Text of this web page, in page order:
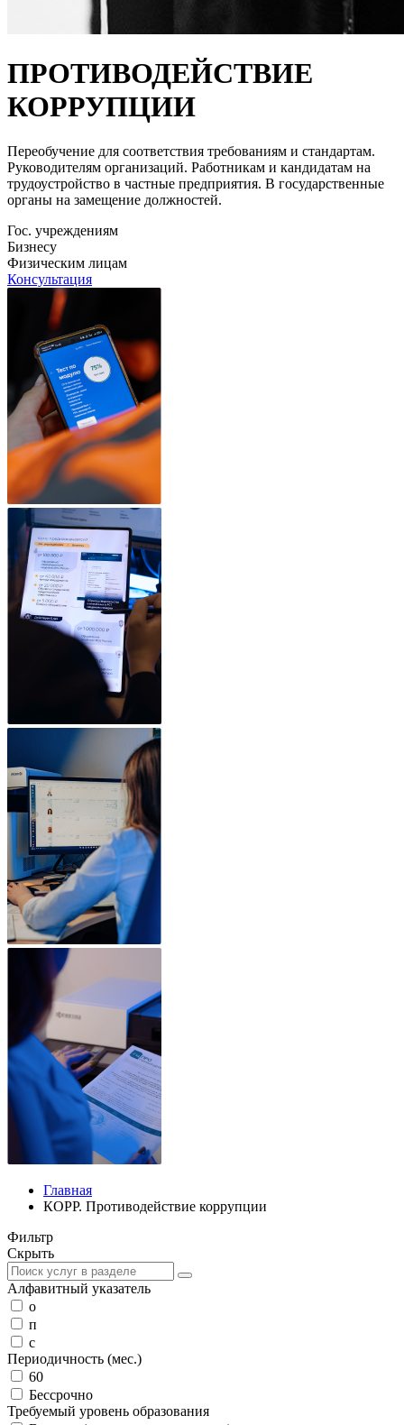
ПРОТИВОДЕЙСТВИЕ
КОРРУПЦИИ
Переобучение для соответствия требованиям и стандартам.
Руководителям организаций. Работникам и кандидатам на
трудоустройство в частные предприятия. В государственные
органы на замещение должностей.
Гос. учреждениям
Бизнесу
Физическим лицам
Консультация
Главная
КОРР. Противодействие коррупции
Фильтр
Скрыть
Алфавитный указатель
о
п
с
Периодичность (мес.)
60
Бессрочно
Требуемый уровень образования